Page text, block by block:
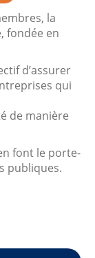
la
fondée en
d’assurer
qui
de manière
font le porte-
publiques.